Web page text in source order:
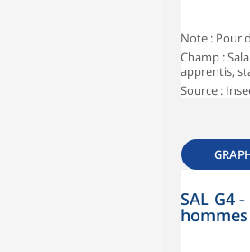
Note : Pour
Champ :
apprentis,
Source :
SAL G4